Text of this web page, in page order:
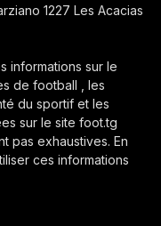
1227 Les Acacias
informations sur le
de football , les
du sportif et les
sur le site foot.tg
pas exhaustives. En
ces informations